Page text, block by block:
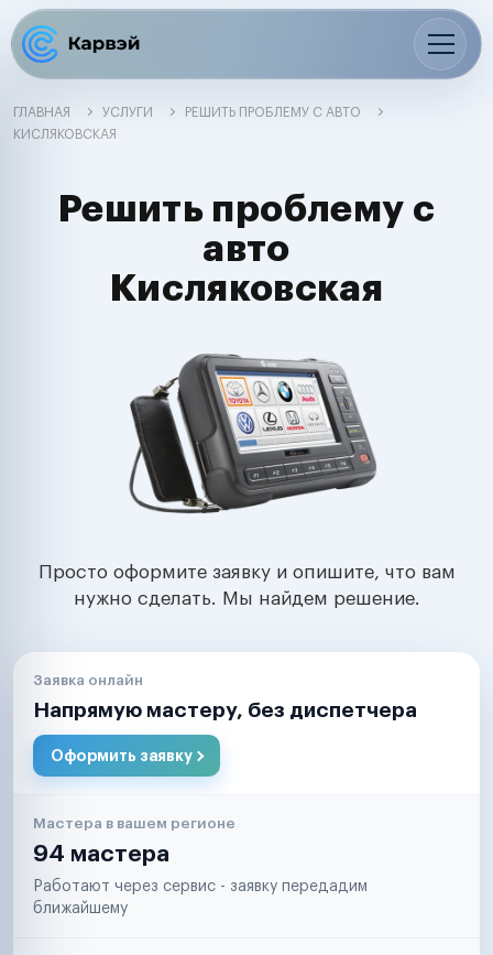
ГЛАВНАЯ УСЛУГИ
РЕШИТЬ ПРОБЛЕМУ С АВТО
КИСЛЯКОВСКАЯ
Решить проблему с
авто
Кисляковская
Просто оформите заявку и опишите, что вам
нужно сделать. Мы найдем решение.
Заявка онлайн
Напрямую мастеру, без диспетчера
Оформить заявку
Мастера в вашем регионе
94 мастера
Работают через сервис - заявку передадим
ближайшему